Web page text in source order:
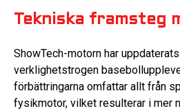
Tekniska framsteg
ShowTech-motorn har
verklighetstrogen
förbättringarna omfattar allt från
fysikmotor, vilket resulterar i mer